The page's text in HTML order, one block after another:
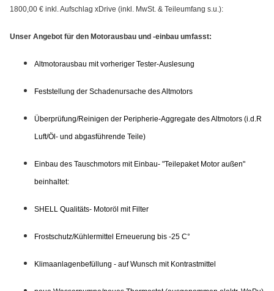
1800,00 € inkl. Aufschlag xDrive (inkl. MwSt. & Teileumfang s.u.):
Unser Angebot für den Motorausbau und -einbau umfasst:
Altmotorausbau mit vorheriger Tester-Auslesung
Feststellung der Schadenursache des Altmotors
Überprüfung/Reinigen der Peripherie-Aggregate des Altmotors (i.d.R
Luft/Öl- und abgasführende Teile)
Einbau des Tauschmotors mit Einbau- "Teilepaket Motor außen"
beinhaltet:
SHELL Qualitäts- Motoröl mit Filter
Frostschutz/Kühlermittel Erneuerung bis -25 C°
Klimaanlagenbefüllung - auf Wunsch mit Kontrastmittel